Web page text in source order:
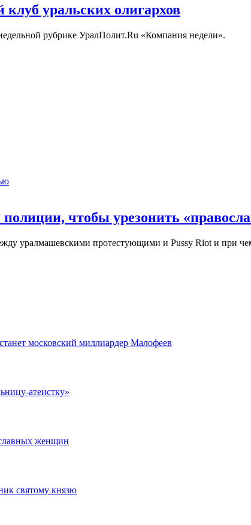
уральских олигархов
рубрике УралПолит.Ru «Компания недели».
чтобы урезонить
уралмашевскими протестующими и Pussy Riot и при
московский миллиардер Малофеев
атеистку»
женщин
святому князю